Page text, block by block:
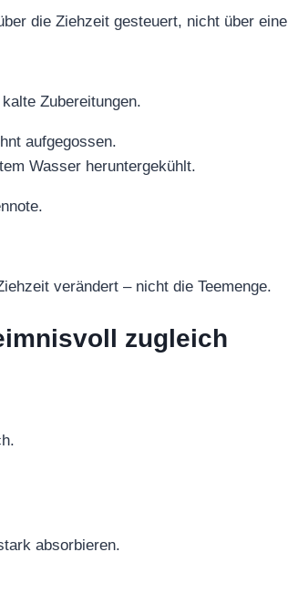
die Ziehzeit gesteuert, nicht über
Zubereitungen.
aufgegossen.
Wasser heruntergekühlt.
verändert – nicht die Teemenge.
zugleich
absorbieren.